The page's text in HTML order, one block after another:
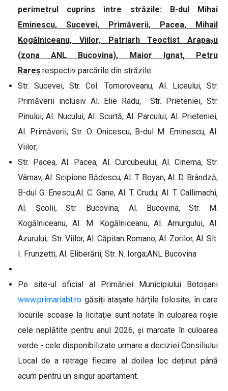
perimetrul cuprins între străzile: B-dul Mihai
Eminescu, Sucevei, Primăverii, Pacea, Mihail
Kogălniceanu, Viilor, Patriarh Teoctist Arapaṣu
(zona ANL Bucovina), Maior Ignat, Petru
Rareș respectiv parcările din străzile:
Str. Sucevei, Str. Col. Tomoroveanu, Al. Liceului, Str.
Primăverii inclusiv Al. Elie Radu, Str. Prieteniei, Str.
Pinului, Al. Nucului, Al. Scurtă, Al. Parcului; Al. Prieteniei,
Al. Primăverii, Str. O. Onicescu, B-dul M. Eminescu, Al.
Viilor;
Str. Pacea, Al. Pacea, Al. Curcubeului, Al. Cinema, Str.
Vârnav, Al. Scipione Bădescu, Al. T. Boyan, Al. D. Brândză,
B-dul G. Enescu;Al. C. Gane, Al. T. Crudu, Al. T. Callimachi,
Al. Școlii, Str. Bucovina, Al. Bucovina, Str. M.
Kogălniceanu, Al. M. Kogălniceanu, Al. Amurgului, Al.
Azurului, Str. Viilor, Al. Căpitan Romano, Al. Zorilor, Al. Slt.
I. Frunzetti, Al. Eliberării, Str. N. Iorga;ANL Bucovina
Pe site-ul oficial al Primăriei Municipiului Botoșani
www.primariabt.ro găsiți atașate hărțile folosite, în care
locurile scoase la licitație sunt notate în culoarea roșie
cele neplătite pentru anul 2026, și marcate în culoarea
verde - cele disponibilizate urmare a deciziei Consiliului
Local de a retrage fiecare al doilea loc deținut până
acum pentru un singur apartament.